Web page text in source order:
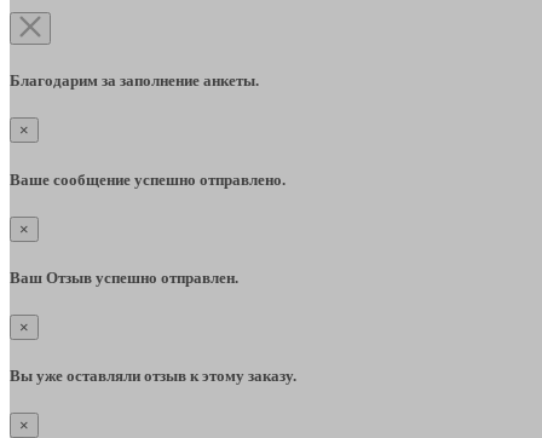
Благодарим за заполнение анкеты.
×
Ваше сообщение успешно отправлено.
×
Ваш Отзыв успешно отправлен.
×
Вы уже оставляли отзыв к этому заказу.
×